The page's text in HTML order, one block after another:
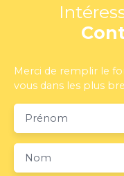
Merci de remplir le
vous dans les plus
Prénom
Nom